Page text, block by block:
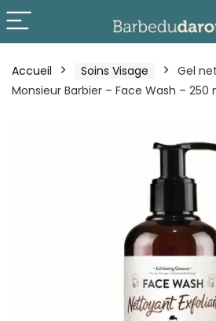
Accueil Soins Visage
Gel
Monsieur Barbier – Face Wash – 250